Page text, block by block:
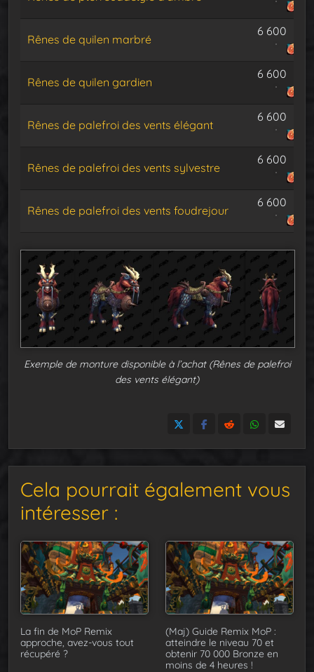
Rênes de quilen marbré
6 600
Rênes de quilen gardien
6 600
Rênes de palefroi des vents élégant
6 600
Rênes de palefroi des vents sylvestre
6 600
Rênes de palefroi des vents foudrejour
6 600
Exemple de monture disponible à l’achat (Rênes de palefroi
des vents élégant)
Cela pourrait également vous
intéresser :
La fin de MoP Remix
approche, avez-vous tout
récupéré ?
(Maj) Guide Remix MoP :
atteindre le niveau 70 et
obtenir 70 000 Bronze en
moins de 4 heures !